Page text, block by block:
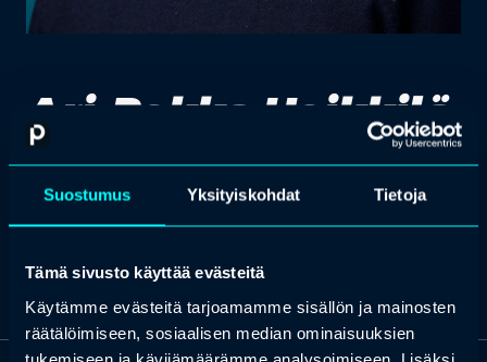
Suostumus Yksityiskohdat Tietoja
Tämä sivusto käyttää evästeitä
Käytämme evästeitä tarjoamamme sisällön ja mainosten
räätälöimiseen, sosiaalisen median ominaisuuksien
tukemiseen ja kävijämäärämme analysoimiseen. Lisäksi
Ari-Pekka Heikkilä
liiketoimintajohtaja, ympäristörakentaminen, Lassila